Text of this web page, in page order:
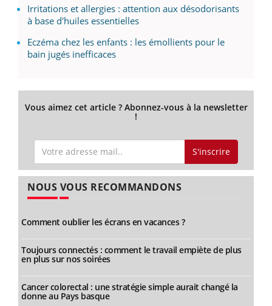
Irritations et allergies : attention aux désodorisants
à base d'huiles essentielles
Eczéma chez les enfants : les émollients pour le
bain jugés inefficaces
Vous aimez cet article ? Abonnez-vous à la newsletter
!
S'inscrire
NOUS VOUS RECOMMANDONS
Comment oublier les écrans en vacances ?
Toujours connectés : comment le travail empiète de plus
en plus sur nos soirées
Cancer colorectal : une stratégie simple aurait changé la
donne au Pays basque